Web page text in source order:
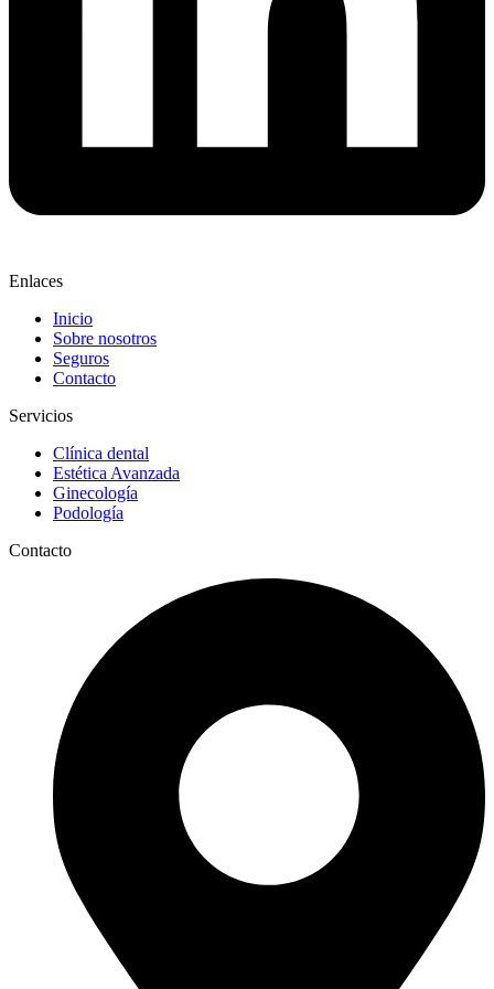
Enlaces
Inicio
Sobre nosotros
Seguros
Contacto
Servicios
Clínica dental
Estética Avanzada
Ginecología
Podología
Contacto